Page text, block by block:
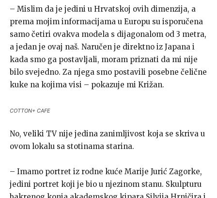
– Mislim da je jedini u Hrvatskoj ovih dimenzija, a
prema mojim informacijama u Europu su isporučena
samo četiri ovakva modela s dijagonalom od 3 metra,
a jedan je ovaj naš. Naručen je direktno iz Japana i
kada smo ga postavljali, moram priznati da mi nije
bilo svejedno. Za njega smo postavili posebne čelične
kuke na kojima visi – pokazuje mi Križan.
COTTON+ CAFE
No, veliki TV nije jedina zanimljivost koja se skriva u
ovom lokalu sa stotinama starina.
– Imamo portret iz rodne kuće Marije Jurić Zagorke,
jedini portret koji je bio u njezinom stanu. Skulpturu